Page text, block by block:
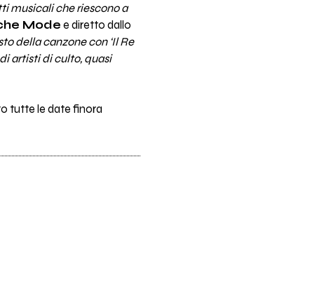
musicali che riescono a
Mode e diretto dallo
della canzone con ‘Il Re
artisti di culto, quasi
tutte le date finora